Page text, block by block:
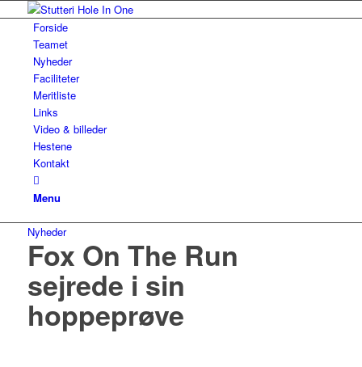
Forside
Teamet
Nyheder
Faciliteter
Meritliste
Links
Video & billeder
Hestene
Kontakt
Menu
Nyheder
Fox On The Run
sejrede i sin
hoppeprøve